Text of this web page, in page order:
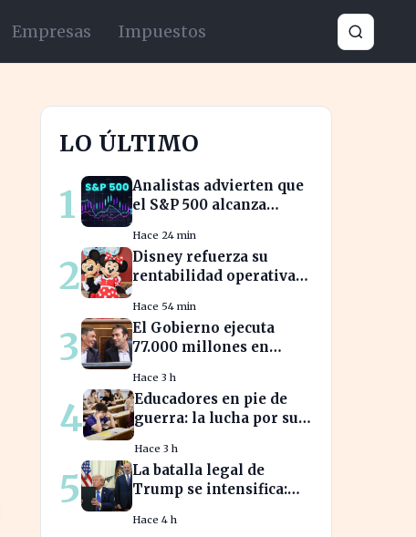
Empresas Impuestos
LO ÚLTIMO
1
Analistas advierten que
el S&P 500 alcanza
sobrevaloración
alarmantes
Hace 24 min
2
Disney refuerza su
rentabilidad operativa
caídas en BPA
Hace 54 min
3
El Gobierno ejecuta
77.000 millones en
prorrogados,
desbordando el año 2025
Hace 3 h
4
Educadores en pie de
guerra: la lucha por sus
hoy
Hace 3 h
5
La batalla legal de
Trump se intensifica:
sus finanzas
Hace 4 h